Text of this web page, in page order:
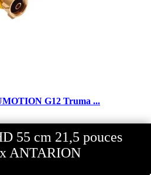
G12 Truma ...
55 cm 21,5 pouces
ANTARION